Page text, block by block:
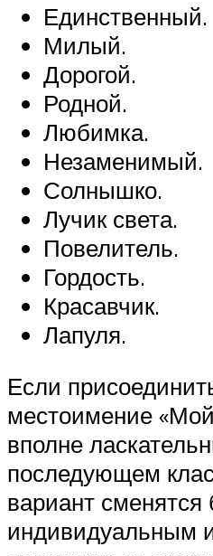
Единственный.
Милый.
Дорогой.
Родной.
Любимка.
Незаменимый.
Солнышко.
Лучик света.
Повелитель.
Гордость.
Красавчик.
Лапуля.
Если
местоимение
вполне
последующем
вариант сменятся
индивидуальным